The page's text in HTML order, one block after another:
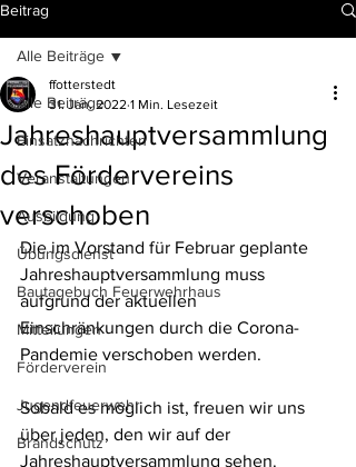
Beitrag
Alle Beiträge
Einsatznachrichten
Veranstaltungen
Ausbildung
Übungsdienst
Bautagebuch Feuerwehrhaus
Mitteilungen
Förderverein
Jugendfeuerwehr
Brandschutz
Alle Beiträge
Jahreshauptversammlung
des Fördervereins
verschoben
ffotterstedt
31. Jan. 2022 1 Min. Lesezeit
Die im Vorstand für Februar geplante
Jahreshauptversammlung muss
aufgrund der aktuellen
Einschränkungen durch die Corona-
Pandemie verschoben werden.
Sobald es möglich ist, freuen wir uns
über jeden, den wir auf der
Jahreshauptversammlung sehen.